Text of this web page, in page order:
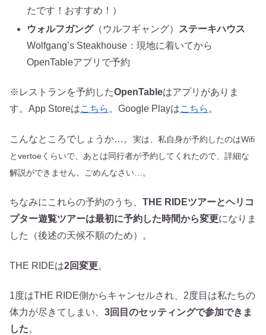
たです！おすすめ！）
ウォルフガング（ウルフギャング）
ステーキハウス
Wolfgang’s Steakhouse：現地に着いてから
OpenTableアプリで予約
※レストランを予約したOpenTableはアプリがありま
す。App Storeはこちら。Google Playはこちら。
こんなところでしょうか…。 実は、私自身が予約したのはWifi
とvertoeくらいで、あとは同行者が予約してくれたので、詳細な
解説ができません。ごめんなさい…。
ちなみにこれらの予約のうち、 THE RIDEツアーとヘリコ
プター遊覧ツアーは最初に予約した時間から変更になりま
した（後述の天候不順のため）。
THE RIDEは2回変更。
1度はTHE RIDE側からキャンセルされ、2度目は私たちの
体力が尽きてしまい、 3回目のセッティングで参加できま
した。